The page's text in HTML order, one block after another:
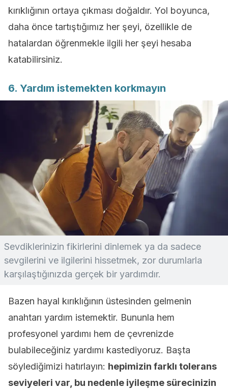
kırıklığının ortaya çıkması doğaldır. Yol boyunca,
daha önce tartıştığımız her şeyi, özellikle de
hatalardan öğrenmekle ilgili her şeyi hesaba
katabilirsiniz.
6. Yardım istemekten korkmayın
Sevdiklerinizin fikirlerini dinlemek ya da sadece
sevgilerini ve ilgilerini hissetmek, zor durumlarla
karşılaştığınızda gerçek bir yardımdır.
Bazen hayal kırıklığının üstesinden gelmenin
anahtarı yardım istemektir. Bununla hem
profesyonel yardımı hem de çevrenizde
bulabileceğiniz yardımı kastediyoruz. Başta
söylediğimizi hatırlayın: hepimizin farklı tolerans
seviyeleri var, bu nedenle iyileşme sürecinizin